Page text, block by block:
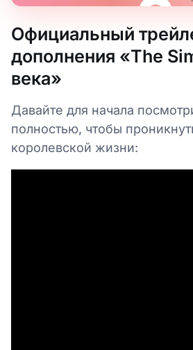
Официальный
дополнения «The
века»
Давайте для начала
полностью, чтобы
королевской жизни: